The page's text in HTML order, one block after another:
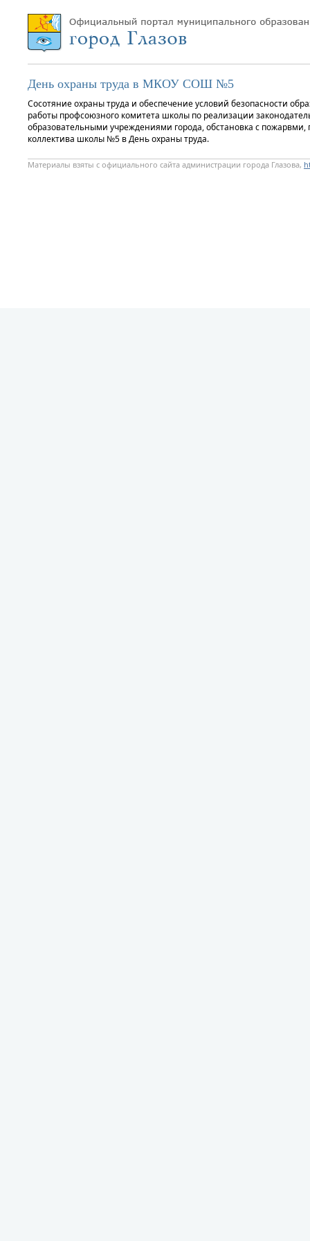
День охраны труда в МКОУ СОШ №5
Сосотяние охраны труда и обеспечение условий безопасности
работы профсоюзного комитета школы по реализации
образовательными учреждениями города, обстановка с
коллектива школы №5 в День охраны труда.
Материалы взяты с официального сайта администрации города Глазова,